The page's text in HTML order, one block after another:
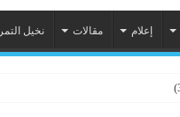
إعلام مقالات نخيل التمر